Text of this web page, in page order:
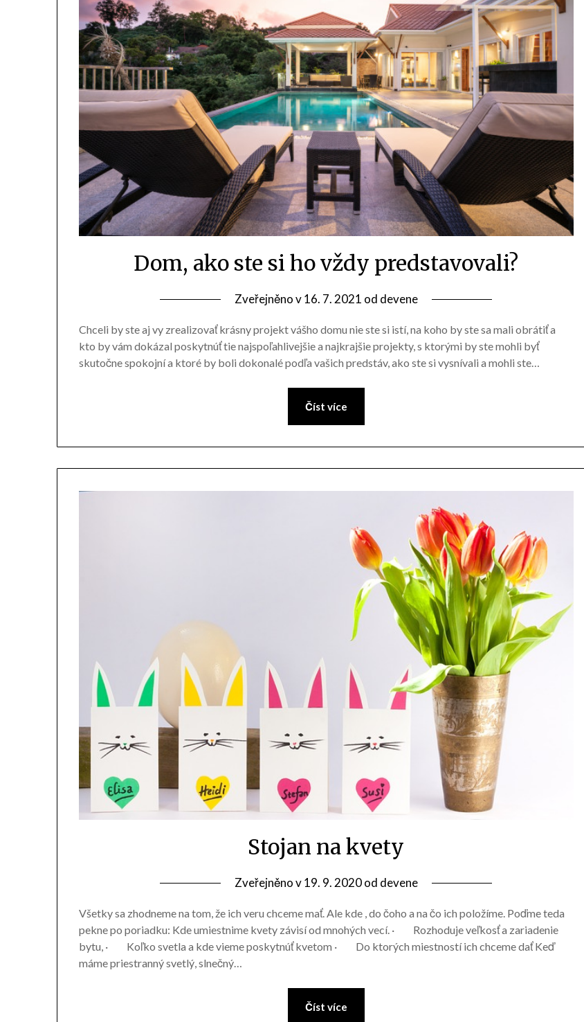
Dom, ako ste si ho vždy predstavovali?
Zveřejněno v16. 7. 2021 od devene
Chceli by ste aj vy zrealizovať krásny projekt vášho domu nie ste si istí, na koho by ste sa mali obrátiť a
kto by vám dokázal poskytnúť tie najspoľahlivejšie a najkrajšie projekty, s ktorými by ste mohli byť
skutočne spokojní a ktoré by boli dokonalé podľa vašich predstáv, ako ste si vysnívali a mohli ste…
Číst více
Stojan na kvety
Zveřejněno v19. 9. 2020od devene
Všetky sa zhodneme na tom, že ich veru chceme mať. Ale kde , do čoho a na čo ich položíme. Poďme teda
pekne po poriadku: Kde umiestnime kvety závisí od mnohých vecí. · Rozhoduje veľkosť a zariadenie
bytu, · Koľko svetla a kde vieme poskytnúť kvetom · Do ktorých miestností ich chceme dať Keď
máme priestranný svetlý, slnečný…
Číst více